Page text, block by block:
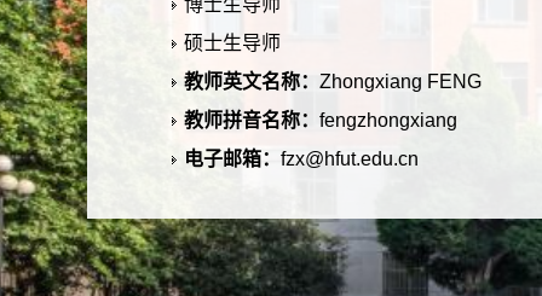
博士生导师
硕士生导师
教师英文名称： Zhongxiang FENG
教师拼音名称： fengzhongxiang
电子邮箱： fzx@hfut.edu.cn
职务：运输与安全研究所所长
学历：研究生(博士后)